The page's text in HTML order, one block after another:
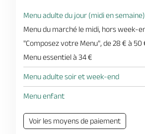
Menu adulte du jour (midi en semaine)
Menu du marché le midi, hors week-
"Composez votre Menu", de 28 € à 50
Menu essentiel à 34 €
Menu adulte soir et week-end
Menu enfant
Voir les moyens de paiement